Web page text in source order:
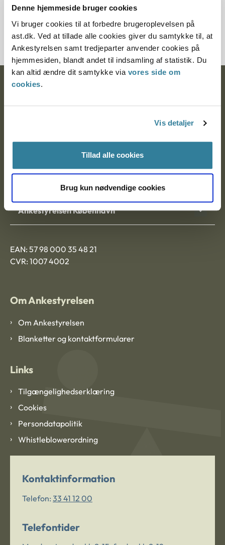
Denne hjemmeside bruger cookies
Vi bruger cookies til at forbedre brugeroplevelsen på
ast.dk. Ved at tillade alle cookies giver du samtykke til, at
Ankestyrelsen samt tredjeparter anvender cookies på
hjemmesiden, blandt andet til indsamling af statistik. Du
kan altid ændre dit samtykke via vores side om
cookies.
Vis detaljer
Tillad alle cookies
Brug kun nødvendige cookies
Journalnummer
3306-77
Ankestyrelsen
Postadresse:
9000 Aalborg
Ankestyrelsen København
EAN: 57 98 000 35 48 21
CVR: 1007 4002
Om Ankestyrelsen
Om Ankestyrelsen
Blanketter og kontaktformularer
Links
Tilgængelighedserklæring
Cookies
Persondatapolitik
Whistleblowerordning
Kontaktinformation
Telefon: 33 41 12 00
Telefontider